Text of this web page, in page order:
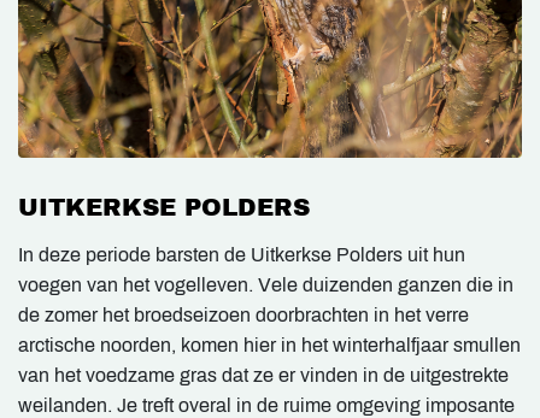
UITKERKSE POLDERS
In deze periode barsten de Uitkerkse Polders uit hun
voegen van het vogelleven. Vele duizenden ganzen die in
de zomer het broedseizoen doorbrachten in het verre
arctische noorden, komen hier in het winterhalfjaar smullen
van het voedzame gras dat ze er vinden in de uitgestrekte
weilanden. Je treft overal in de ruime omgeving imposante